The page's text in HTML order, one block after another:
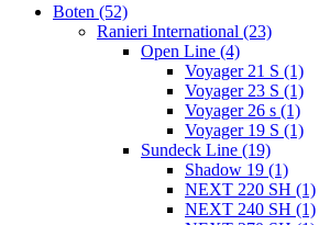
Boten (52)
Ranieri International (23)
Open Line (4)
Voyager 21 S (1)
Voyager 23 S (1)
Voyager 26 s (1)
Voyager 19 S (1)
Sundeck Line (19)
Shadow 19 (1)
NEXT 220 SH (1)
NEXT 240 SH (1)